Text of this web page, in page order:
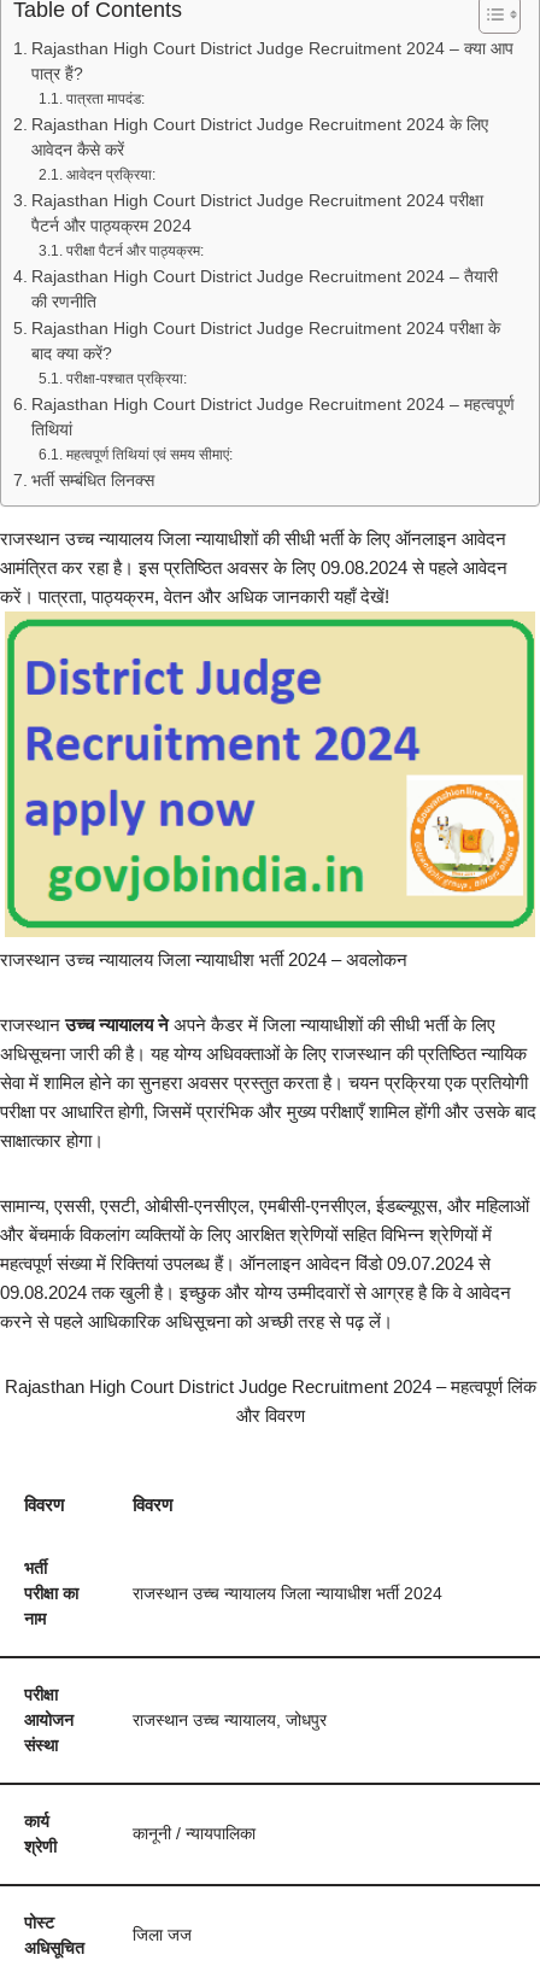
Table of Contents
Rajasthan High Court District Judge Recruitment 2024 – क्या आप
पात्र हैं?
पात्रता मापदंड:
Rajasthan High Court District Judge Recruitment 2024 के लिए
आवेदन कैसे करें
आवेदन प्रक्रिया:
Rajasthan High Court District Judge Recruitment 2024 परीक्षा
पैटर्न और पाठ्यक्रम 2024
परीक्षा पैटर्न और पाठ्यक्रम:
Rajasthan High Court District Judge Recruitment 2024 – तैयारी
की रणनीति
Rajasthan High Court District Judge Recruitment 2024 परीक्षा के
बाद क्या करें?
परीक्षा-पश्चात प्रक्रिया:
Rajasthan High Court District Judge Recruitment 2024 – महत्वपूर्ण
तिथियां
महत्वपूर्ण तिथियां एवं समय सीमाएं:
भर्ती सम्बंधित लिनक्स
राजस्थान उच्च न्यायालय जिला न्यायाधीशों की सीधी भर्ती के लिए ऑनलाइन आवेदन
आमंत्रित कर रहा है। इस प्रतिष्ठित अवसर के लिए 09.08.2024 से पहले आवेदन
करें। पात्रता, पाठ्यक्रम, वेतन और अधिक जानकारी यहाँ देखें!
राजस्थान उच्च न्यायालय जिला न्यायाधीश भर्ती 2024 – अवलोकन
राजस्थानउच्च न्यायालय नेअपने कैडर में जिला न्यायाधीशों की सीधी भर्ती के लिए
अधिसूचना जारी की है। यह योग्य अधिवक्ताओं के लिए राजस्थान की प्रतिष्ठित न्यायिक
सेवा में शामिल होने का सुनहरा अवसर प्रस्तुत करता है। चयन प्रक्रिया एक प्रतियोगी
परीक्षा पर आधारित होगी, जिसमें प्रारंभिक और मुख्य परीक्षाएँ शामिल होंगी और उसके बाद
साक्षात्कार होगा।
सामान्य, एससी, एसटी, ओबीसी-एनसीएल, एमबीसी-एनसीएल, ईडब्ल्यूएस, और महिलाओं
और बेंचमार्क विकलांग व्यक्तियों के लिए आरक्षित श्रेणियों सहित विभिन्न श्रेणियों में
महत्वपूर्ण संख्या में रिक्तियां उपलब्ध हैं। ऑनलाइन आवेदन विंडो 09.07.2024 से
09.08.2024 तक खुली है। इच्छुक और योग्य उम्मीदवारों से आग्रह है कि वे आवेदन
करने से पहले आधिकारिक अधिसूचना को अच्छी तरह से पढ़ लें।
Rajasthan High Court District Judge Recruitment 2024 – महत्वपूर्ण लिंक
और विवरण
विवरण विवरण
भर्ती
परीक्षा का
नाम
राजस्थान उच्च न्यायालय जिला न्यायाधीश भर्ती 2024
परीक्षा
आयोजन
संस्था
राजस्थान उच्च न्यायालय, जोधपुर
कार्य
श्रेणी
कानूनी / न्यायपालिका
पोस्ट
अधिसूचित
जिला जज